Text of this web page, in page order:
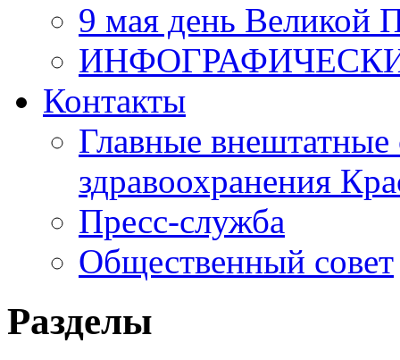
9 мая день Великой
Контакты
Главные внештатные
здравоохранения
Пресс-служба
Общественный совет
Разделы